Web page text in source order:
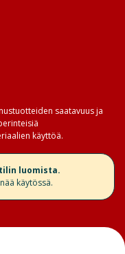
saatavuus ja
käyttöä.
luomista.
käytössä.